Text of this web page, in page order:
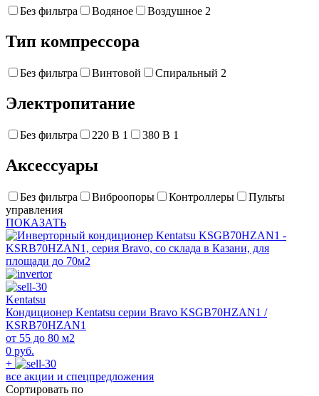
Без фильтра Водяное Воздушное 2
Тип компрессора
Без фильтра Винтовой Спиральный 2
Электропитание
Без фильтра 220 В 1 380 В 1
Аксессуары
Без фильтра Виброопоры Контроллеры
Пульты
управления
ПОКАЗАТЬ
Kentatsu
Кондиционер Kentatsu серии Bravo KSGB70HZAN1 /
KSRB70HZAN1
от 55 до 80 м2
0 руб.
+
все акции и спецпредложения
Сортировать по